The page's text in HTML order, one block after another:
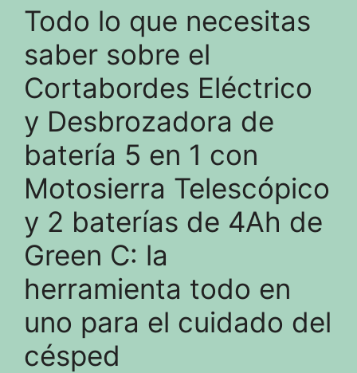
Todo lo que necesitas
saber sobre el
Cortabordes Eléctrico
y Desbrozadora de
batería 5 en 1 con
Motosierra Telescópico
y 2 baterías de 4Ah de
Green C: la
herramienta todo en
uno para el cuidado del
césped